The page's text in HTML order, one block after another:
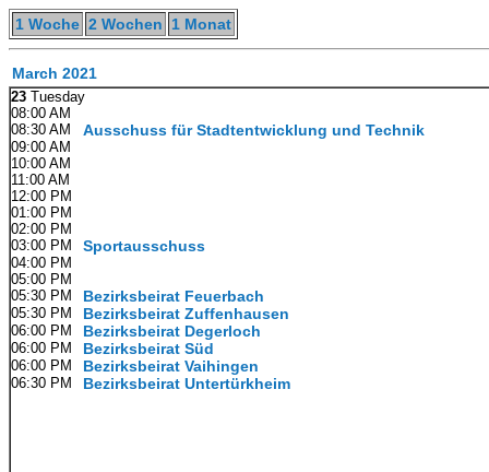
1 Woche 2 Wochen 1 Monat
March 2021
23 Tuesday
08:00 AM
08:30 AM
Ausschuss für Stadtentwicklung und Technik
09:00 AM
10:00 AM
11:00 AM
12:00 PM
01:00 PM
02:00 PM
03:00 PM
Sportausschuss
04:00 PM
05:00 PM
05:30 PM
Bezirksbeirat Feuerbach
05:30 PM Bezirksbeirat Zuffenhausen
06:00 PM Bezirksbeirat Degerloch
06:00 PM Bezirksbeirat Süd
06:00 PM Bezirksbeirat Vaihingen
06:30 PM Bezirksbeirat Untertürkheim